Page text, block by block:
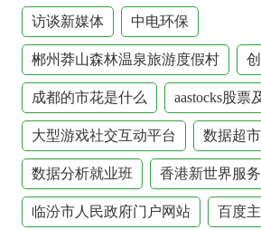
访谈新媒体 中电环保
郴州莽山森林温泉旅游度假村
成都的市花是什么 aastocks股票
大型游戏社交互动平台 数据超市
数据分析就业班 香港新世界服
临汾市人民政府门户网站 百度